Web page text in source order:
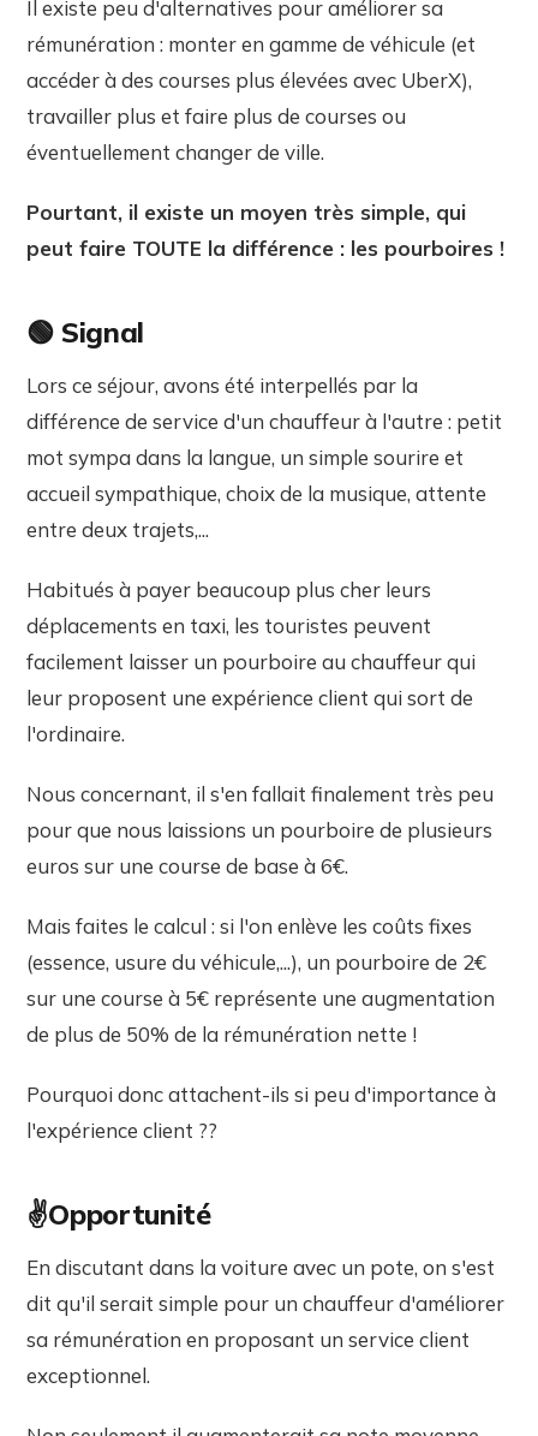
Il existe peu d'alternatives pour améliorer sa
rémunération : monter en gamme de véhicule (et
accéder à des courses plus élevées avec UberX),
travailler plus et faire plus de courses ou
éventuellement changer de ville.
Pourtant, il existe un moyen très simple, qui
peut faire TOUTE la différence : les pourboires !
🟢 Signal
Lors ce séjour, avons été interpellés par la
différence de service d'un chauffeur à l'autre : petit
mot sympa dans la langue, un simple sourire et
accueil sympathique, choix de la musique, attente
entre deux trajets,...
Habitués à payer beaucoup plus cher leurs
déplacements en taxi, les touristes peuvent
facilement laisser un pourboire au chauffeur qui
leur proposent une expérience client qui sort de
l'ordinaire.
Nous concernant, il s'en fallait finalement très peu
pour que nous laissions un pourboire de plusieurs
euros sur une course de base à 6€.
Mais faites le calcul : si l'on enlève les coûts fixes
(essence, usure du véhicule,...), un pourboire de 2€
sur une course à 5€ représente une augmentation
de plus de 50% de la rémunération nette !
Pourquoi donc attachent-ils si peu d'importance à
l'expérience client ??
✌️Opportunité
En discutant dans la voiture avec un pote, on s'est
dit qu'il serait simple pour un chauffeur d'améliorer
sa rémunération en proposant un service client
exceptionnel.